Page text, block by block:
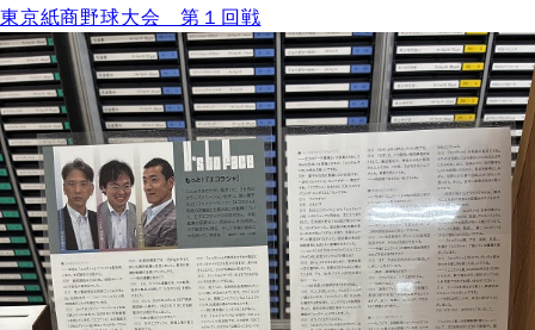
東京紙商野球大会 第１回戦